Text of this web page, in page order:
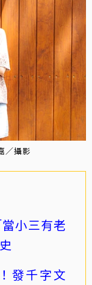
／攝影
小三有老
發千字文